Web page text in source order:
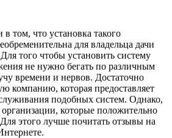
в том, что установка такого
для владельца дачи
того чтобы установить систему
не нужно бегать по различным
времени и нервов. Достаточно
компанию, которая предоставляет
подобных систем. Однако,
которые положительно
этого лучше почитать отзывы на